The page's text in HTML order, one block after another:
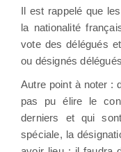
Il est rappelé que
la nationalité
vote des délégués
ou désignés
Autre point à noter :
pas pu élire le
derniers et qui
spéciale, la